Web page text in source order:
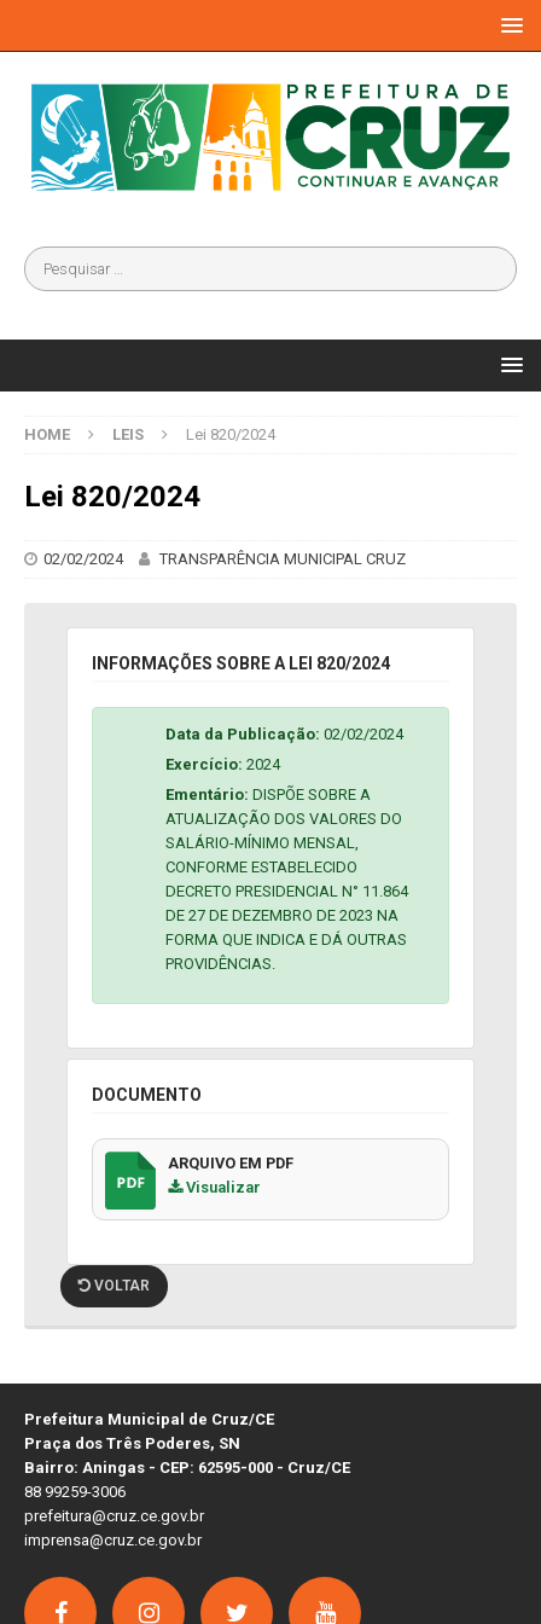
HOME LEIS Lei 820/2024
Lei 820/2024
02/02/2024 TRANSPARÊNCIA MUNICIPAL CRUZ
INFORMAÇÕES SOBRE A LEI 820/2024
Data da Publicação: 02/02/2024
Exercício: 2024
Ementário: DISPÕE SOBRE A
ATUALIZAÇÃO DOS VALORES DO
SALÁRIO-MÍNIMO MENSAL,
CONFORME ESTABELECIDO
DECRETO PRESIDENCIAL N° 11.864
DE 27 DE DEZEMBRO DE 2023 NA
FORMA QUE INDICA E DÁ OUTRAS
PROVIDÊNCIAS.
DOCUMENTO
ARQUIVO EM PDF
Visualizar
VOLTAR
Prefeitura Municipal de Cruz/CE
Praça dos Três Poderes, SN
Bairro: Aningas - CEP: 62595-000 - Cruz/CE
88 99259-3006
prefeitura@cruz.ce.gov.br
imprensa@cruz.ce.gov.br